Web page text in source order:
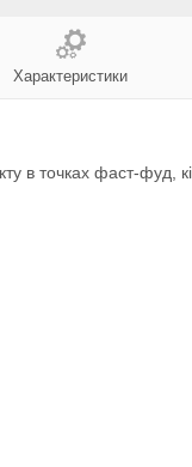
Характеристики
в точках фаст-фуд,